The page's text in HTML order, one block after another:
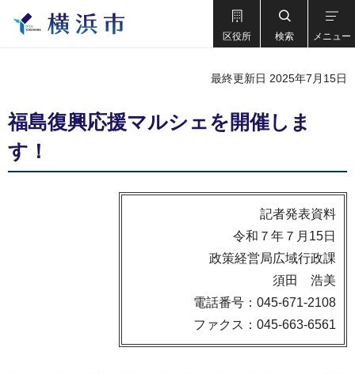
区役所 検索 メニュー
最終更新日 2025年7月15日
福島復興応援マルシェを開催しま
す！
記者発表資料
令和７年７月15日
政策経営局広域行政課
須田 浩美
電話番号：045-671-2108
ファクス：045-663-6561